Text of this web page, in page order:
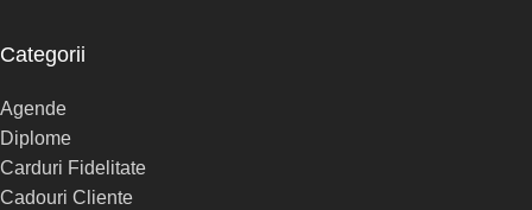
Categorii
Agende
Diplome
Carduri Fidelitate
Cadouri Cliente